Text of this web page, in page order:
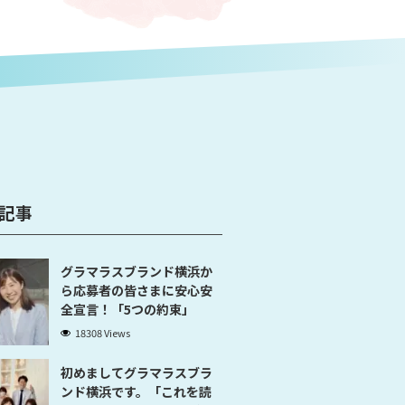
事
グラマラスブランド横浜か
ら応募者の皆さまに安心安
全宣言！「5つの約束」
18308 Views
初めましてグラマラスブラ
ンド横浜です。「これを読